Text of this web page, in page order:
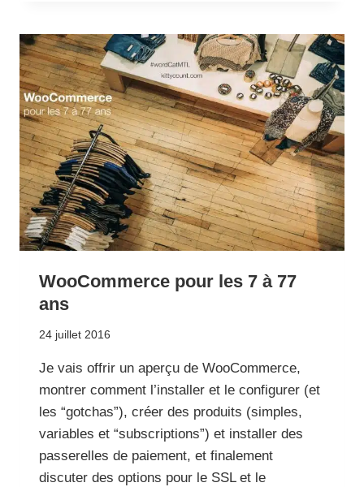
WooCommerce pour les 7 à 77
ans
24 juillet 2016
Je vais offrir un aperçu de WooCommerce,
montrer comment l’installer et le configurer (et
les “gotchas”), créer des produits (simples,
variables et “subscriptions”) et installer des
passerelles de paiement, et finalement
discuter des options pour le SSL et le